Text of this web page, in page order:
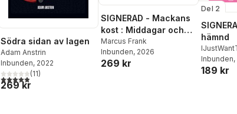
Södra sidan av lagen
Adam Anstrin
Inbunden, 2022
4,9utav 5 stjärnor. Totalt antal röster:
(11)
269 kr
SIGNERAD - Mackans
kost : Middagar och
matlådor
Marcus Frank
Inbunden, 2026
269 kr
Del 2
hämnd
Beer ,
Inbunden
189 kr